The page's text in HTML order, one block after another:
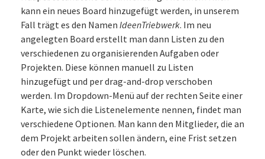
kann ein neues Board hinzugefügt werden, in unserem
Fall trägt es den Namen IdeenTriebwerk. Im neu
angelegten Board erstellt man dann Listen zu den
verschiedenen zu organisierenden Aufgaben oder
Projekten. Diese können manuell zu Listen
hinzugefügt und per drag-and-drop verschoben
werden. Im Dropdown-Menü auf der rechten Seite einer
Karte, wie sich die Listenelemente nennen, findet man
verschiedene Optionen. Man kann den Mitglieder, die an
dem Projekt arbeiten sollen ändern, eine Frist setzen
oder den Punkt wieder löschen.